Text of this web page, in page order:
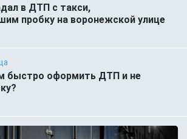
в ДТП с такси,
пробку на воронежской улице
быстро оформить ДТП и не